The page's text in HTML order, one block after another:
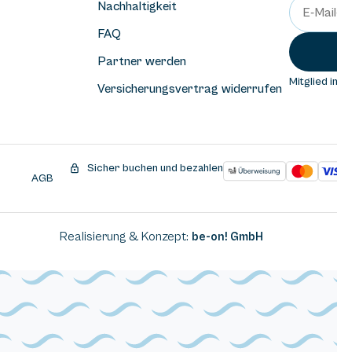
Nachhaltigkeit
FAQ
Partner werden
Versicherungsvertrag widerrufen Mitglied
AGB
Sicher buchen und bezahlen
Realisierung & Konzept: be-on! GmbH